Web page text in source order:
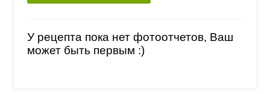
У рецепта пока нет фотоотчетов, Ваш
может быть первым :)